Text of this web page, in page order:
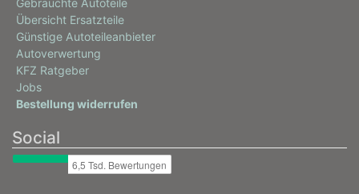
Übersicht Ersatzteile
Günstige Autoteileanbieter
Autoverwertung
KFZ Ratgeber
Jobs
Bestellung widerrufen
Social